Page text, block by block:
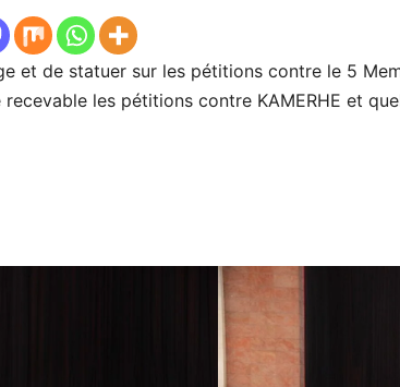
et de statuer sur les pétitions contre le 5
les pétitions contre KAMERHE et